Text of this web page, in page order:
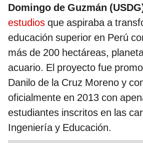
Domingo de Guzmán
estudios que aspiraba a
educación superior en Perú
más de 200 hectáreas,
acuario. El proyecto fue
Danilo de la Cruz Moreno y
oficialmente en 2013 con
estudiantes inscritos en las
Ingeniería y Educación.